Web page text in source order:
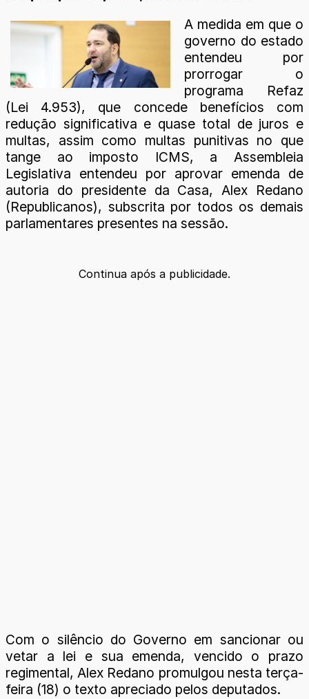
A medida em que o
governo do estado
entendeu por
prorrogar o
programa Refaz
(Lei 4.953), que concede benefícios com
redução significativa e quase total de juros e
multas, assim como multas punitivas no que
tange ao imposto ICMS, a Assembleia
Legislativa entendeu por aprovar emenda de
autoria do presidente da Casa, Alex Redano
(Republicanos), subscrita por todos os demais
parlamentares presentes na sessão.
Continua após a publicidade.
Com o silêncio do Governo em sancionar ou
vetar a lei e sua emenda, vencido o prazo
regimental, Alex Redano promulgou nesta terça-
feira (18) o texto apreciado pelos deputados.